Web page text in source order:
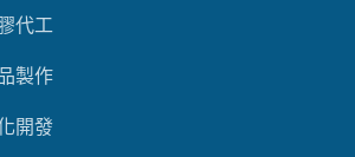
代工
製作
開發